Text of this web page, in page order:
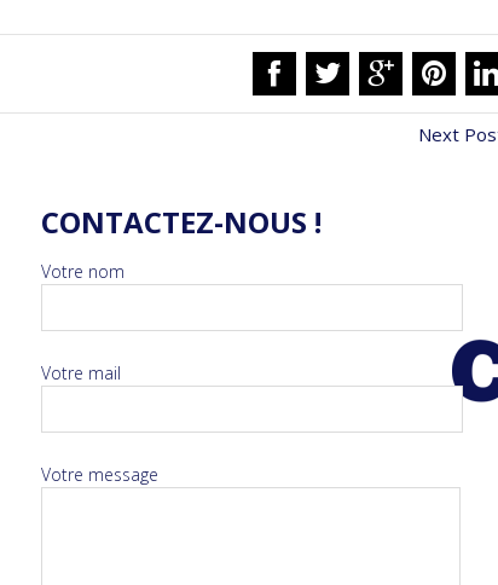
Next
CONTACTEZ-NOUS !
Votre nom
Votre mail
Votre message